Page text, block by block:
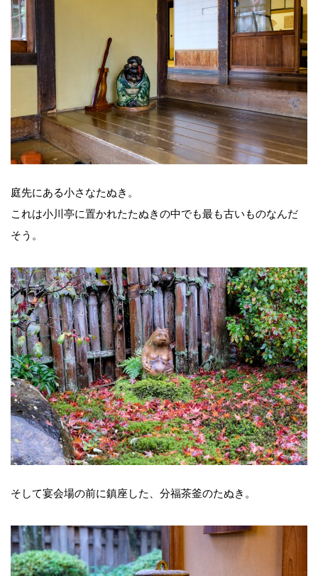
庭先にある小さなたぬき。
これは小川亭に置かれたたぬきの中でも最も古いものなんだ
そう。
そして宴会場の前に鎮座した、分福茶釜のたぬき。